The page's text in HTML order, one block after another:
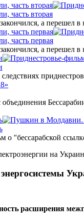
часть вторая
часть вторая
а
часть первая
часть первая
а
о "бессарабской
энергосистемы
расширения